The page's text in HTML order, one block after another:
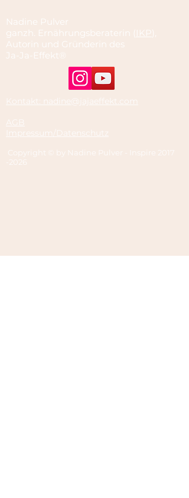
Nadine Pulver
ganzh. Ernährungsberaterin ( IKP),
Autorin und Gründerin des
Ja-Ja-Effekt®
Kontakt: nadine@jajaeffekt.com
AGB
Impressum/Datenschutz
Copyright © by Nadine Pulver - Inspire
2017
-2026